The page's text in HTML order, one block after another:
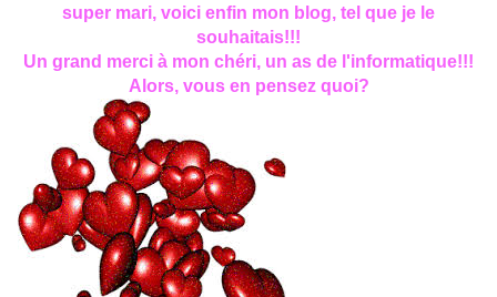
super mari, voici enfin mon blog, tel que je le
souhaitais!!!
Un grand merci à mon chéri, un as de l'informatique!!!
Alors, vous en pensez quoi?